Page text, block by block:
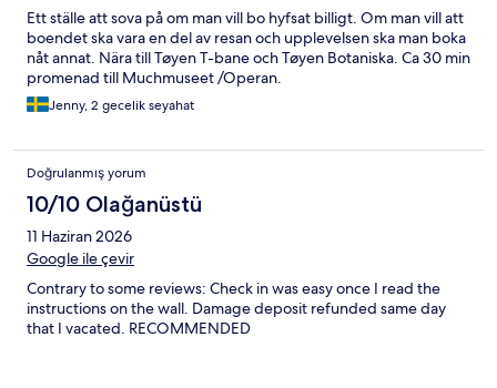
Ett ställe att sova på om man vill bo hyfsat billigt. Om man vill att
boendet ska vara en del av resan och upplevelsen ska man boka
nåt annat. Nära till Tøyen T-bane och Tøyen Botaniska. Ca 30 min
promenad till Muchmuseet /Operan.
Jenny, 2 gecelik seyahat
Doğrulanmış yorum
10/10 Olağanüstü
11 Haziran 2026
Google ile çevir
Contrary to some reviews: Check in was easy once I read the
instructions on the wall. Damage deposit refunded same day
that I vacated. RECOMMENDED